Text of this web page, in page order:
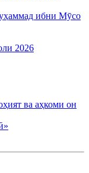
ибни Мӯсо
2026
ва аҳкоми он